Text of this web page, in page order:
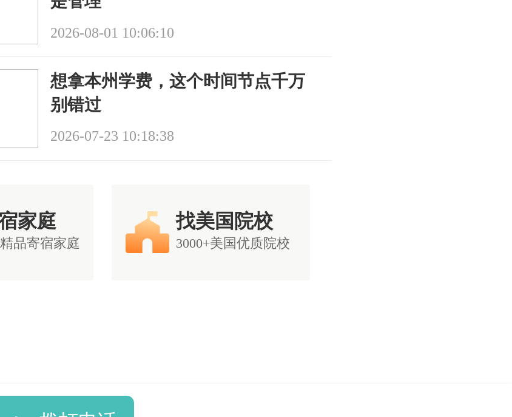
2026-08-01 10:06:10
想拿本州学费，这个时间节点千万
别错过
2026-07-23 10:18:38
家庭
品寄宿家庭
找美国院校
3000+美国优质院校